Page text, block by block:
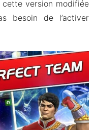
version modifiée
besoin de l’activer